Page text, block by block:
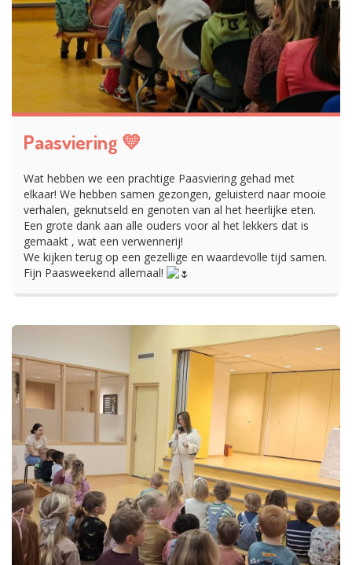
Paasviering 💛
Wat hebben we een prachtige Paasviering gehad met
elkaar! We hebben samen gezongen, geluisterd naar mooie
verhalen, geknutseld en genoten van al het heerlijke eten.
Een grote dank aan alle ouders voor al het lekkers dat is
gemaakt , wat een verwennerij!
We kijken terug op een gezellige en waardevolle tijd samen.
Fijn Paasweekend allemaal!